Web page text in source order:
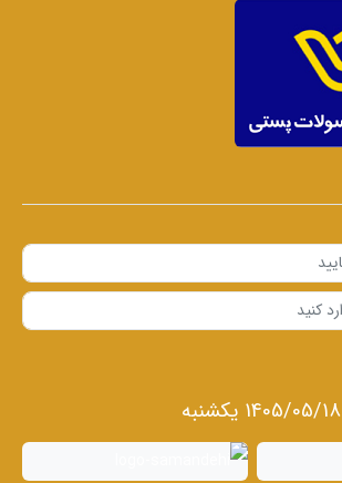
1405/05/18 يكشنبه